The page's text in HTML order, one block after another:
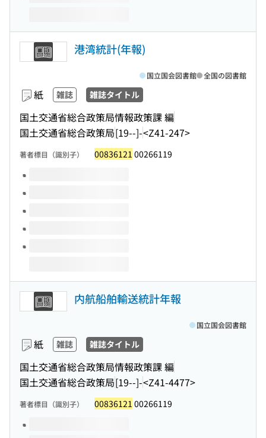
港湾統計(年報)
紙 雑誌 雑誌タイトル
国土交通省総合政策局情報政策課 編
国土交通省総合政策局[19--]-<Z41-247>
国立国会図書館 全国の図書館
著者標目（識別子） 00836121 00266119
このタイトルの巻号
内航船舶輸送統計年報
紙 雑誌 雑誌タイトル
国土交通省総合政策局情報政策課 編
国土交通省総合政策局[19--]-<Z41-4477>
国立国会図書館
著者標目（識別子） 00836121 00266119
このタイトルの巻号